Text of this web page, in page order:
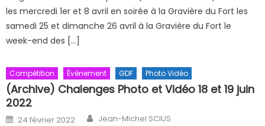
les mercredi 1er et 8 avril en soirée à la Gravière du Fort les
samedi 25 et dimanche 26 avril à la Gravière du Fort le
week-end des […]
Compétition Évènement GDF Photo Vidéo
(Archive) Chalenges Photo et Vidéo 18 et 19 juin
2022
Posted on
24 février 2022 Author
Jean-Michel SCIUS